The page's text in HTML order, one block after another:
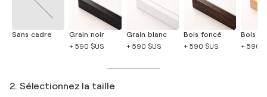
Sans cadre
Grain noir
+ 590 $US
Grain blanc
+ 590 $US
Bois foncé
+ 590 $US
Bois
+ 590
2. Sélectionnez la taille